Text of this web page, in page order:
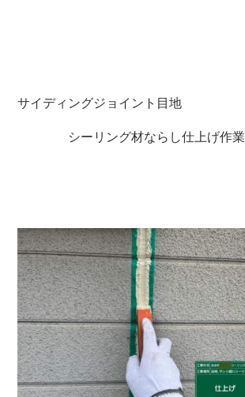
サイディングジョイント目地
シーリング材ならし仕上げ作業